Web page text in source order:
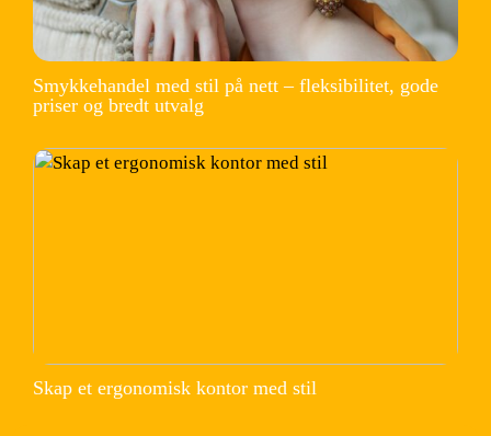
Smykkehandel med stil på nett – fleksibilitet, gode
priser og bredt utvalg
Skap et ergonomisk kontor med stil